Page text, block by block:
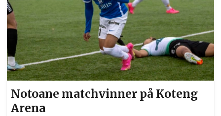
Notoane matchvinner på Koteng
Arena